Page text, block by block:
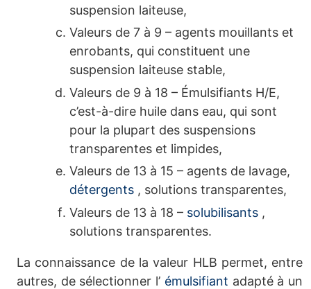
suspension laiteuse,
Valeurs de 7 à 9 – agents mouillants et
enrobants, qui constituent une
suspension laiteuse stable,
Valeurs de 9 à 18 – Émulsifiants H/E,
c’est-à-dire huile dans eau, qui sont
pour la plupart des suspensions
transparentes et limpides,
Valeurs de 13 à 15 – agents de lavage,
détergents , solutions transparentes,
Valeurs de 13 à 18 – solubilisants ,
solutions transparentes.
La connaissance de la valeur HLB permet, entre
autres, de sélectionner l’ émulsifiant adapté à un